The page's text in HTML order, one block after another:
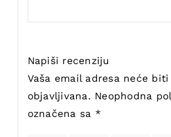
Napiši recenziju
Vaša email adresa neće biti
objavljivana. Neophodna
označena sa *